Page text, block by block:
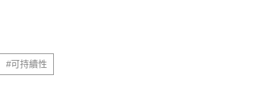
#可持續性